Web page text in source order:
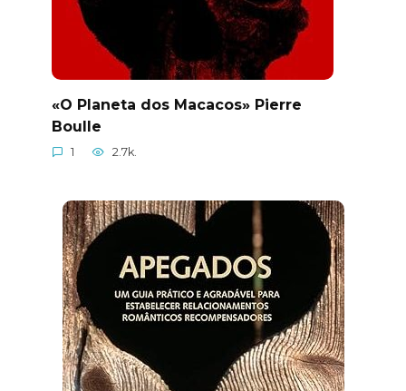
«O Planeta dos Macacos» Pierre
Boulle
1 2.7k.